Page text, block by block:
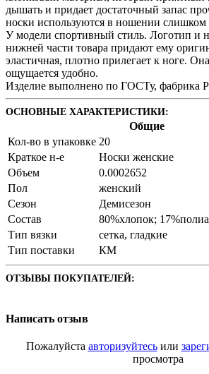
дышать и придает достаточный запас
носки используются в ношении слишком
У модели спортивный стиль. Логотип и
нижней части товара придают ему
эластичная, плотно прилегает к ноге.
ощущается удобно.
Изделие выполнено по ГОСТу, фабрика
ОСНОВНЫЕ ХАРАКТЕРИСТИКИ:
Общие
Кол-во в упаковке 20
Краткое н-е
Носки женские
Объем
0.0002652
Пол
женский
Сезон
Демисезон
Состав
80%хлопок;
Тип вязки
сетка, гладкие
Тип поставки
КМ
ОТЗЫВЫ ПОКУПАТЕЛЕЙ:
Написать отзыв
Пожалуйста авторизуйтесьили
просмотра